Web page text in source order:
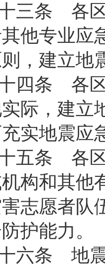
三条 各
他专业应
，建立地
四条 各
际，建立
实地震应
五条 各
构和其他
志愿者队
护能力。
六条 地